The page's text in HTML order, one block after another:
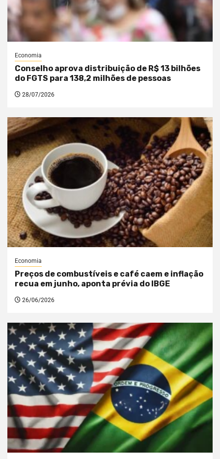
Economia
Conselho aprova distribuição de R$ 13 bilhões
do FGTS para 138,2 milhões de pessoas
28/07/2026
Economia
Preços de combustíveis e café caem e inflação
recua em junho, aponta prévia do IBGE
26/06/2026